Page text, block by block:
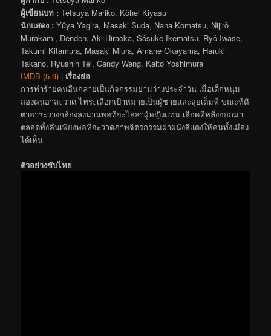
ผู้เขียนบท : Tetsuya Mariko, Kôhei Kiyasu
นักแสดง : Yûya Yagira, Masaki Suda, Nana Komatsu, Nijirô
Murakami, Denden, Aki Hiraoka, Sôsuke Ikematsu, Ryô Iwase,
Takumi Kitamura, Masaki Miura, Amane Okayama, Haruki
Takano, Ryushin Tei, Candy Wang, Kaito Yoshimura
IMDB (5.9) | เรื่องย่อ
การทำร้ายคนอื่นกลายเป็นกิจกรรมยามว่างประจำวัน เมื่อเด็กหนุ่ม
สองคนอาละวาด ไทระเลือกเป้าหมายเป็นผู้ชายและลุยเต็มที่ ขณะที่คิ
ตาฮาระวางกล้องลงนานพอที่จะไล่ล่าผู้หญิงแทน เลือดที่หลั่งออกมา
ตลอดทั้งคืนเพียงพอที่จะวาดภาพจิตรกรรมฝาผนังสีแดงให้คนทั้งเมือง
ได้เห็น
ตัวอย่างซับไทย